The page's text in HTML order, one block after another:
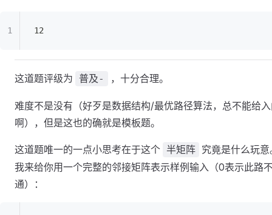
12
这道题评级为 普及- ，十分合理。
难度不是没有（好歹是数据结构/最优路径算法，总不能给
啊），但是这也的确就是模板题。
这道题唯一的一点小思考在于这个 半矩阵 究竟是什么玩意
我来给你用一个完整的邻接矩阵表示样例输入（0表示此路
通）：